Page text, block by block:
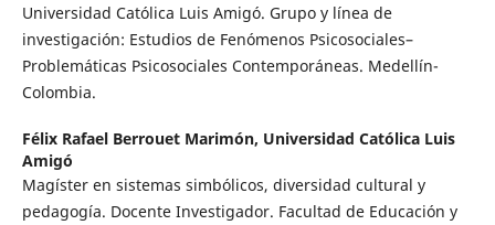
Universidad Católica Luis Amigó. Grupo y línea de
investigación: Estudios de Fenómenos Psicosociales–
Problemáticas Psicosociales Contemporáneas. Medellín-
Colombia.
Félix Rafael Berrouet Marimón, Universidad Católica Luis
Amigó
Magíster en sistemas simbólicos, diversidad cultural y
pedagogía. Docente Investigador. Facultad de Educación y